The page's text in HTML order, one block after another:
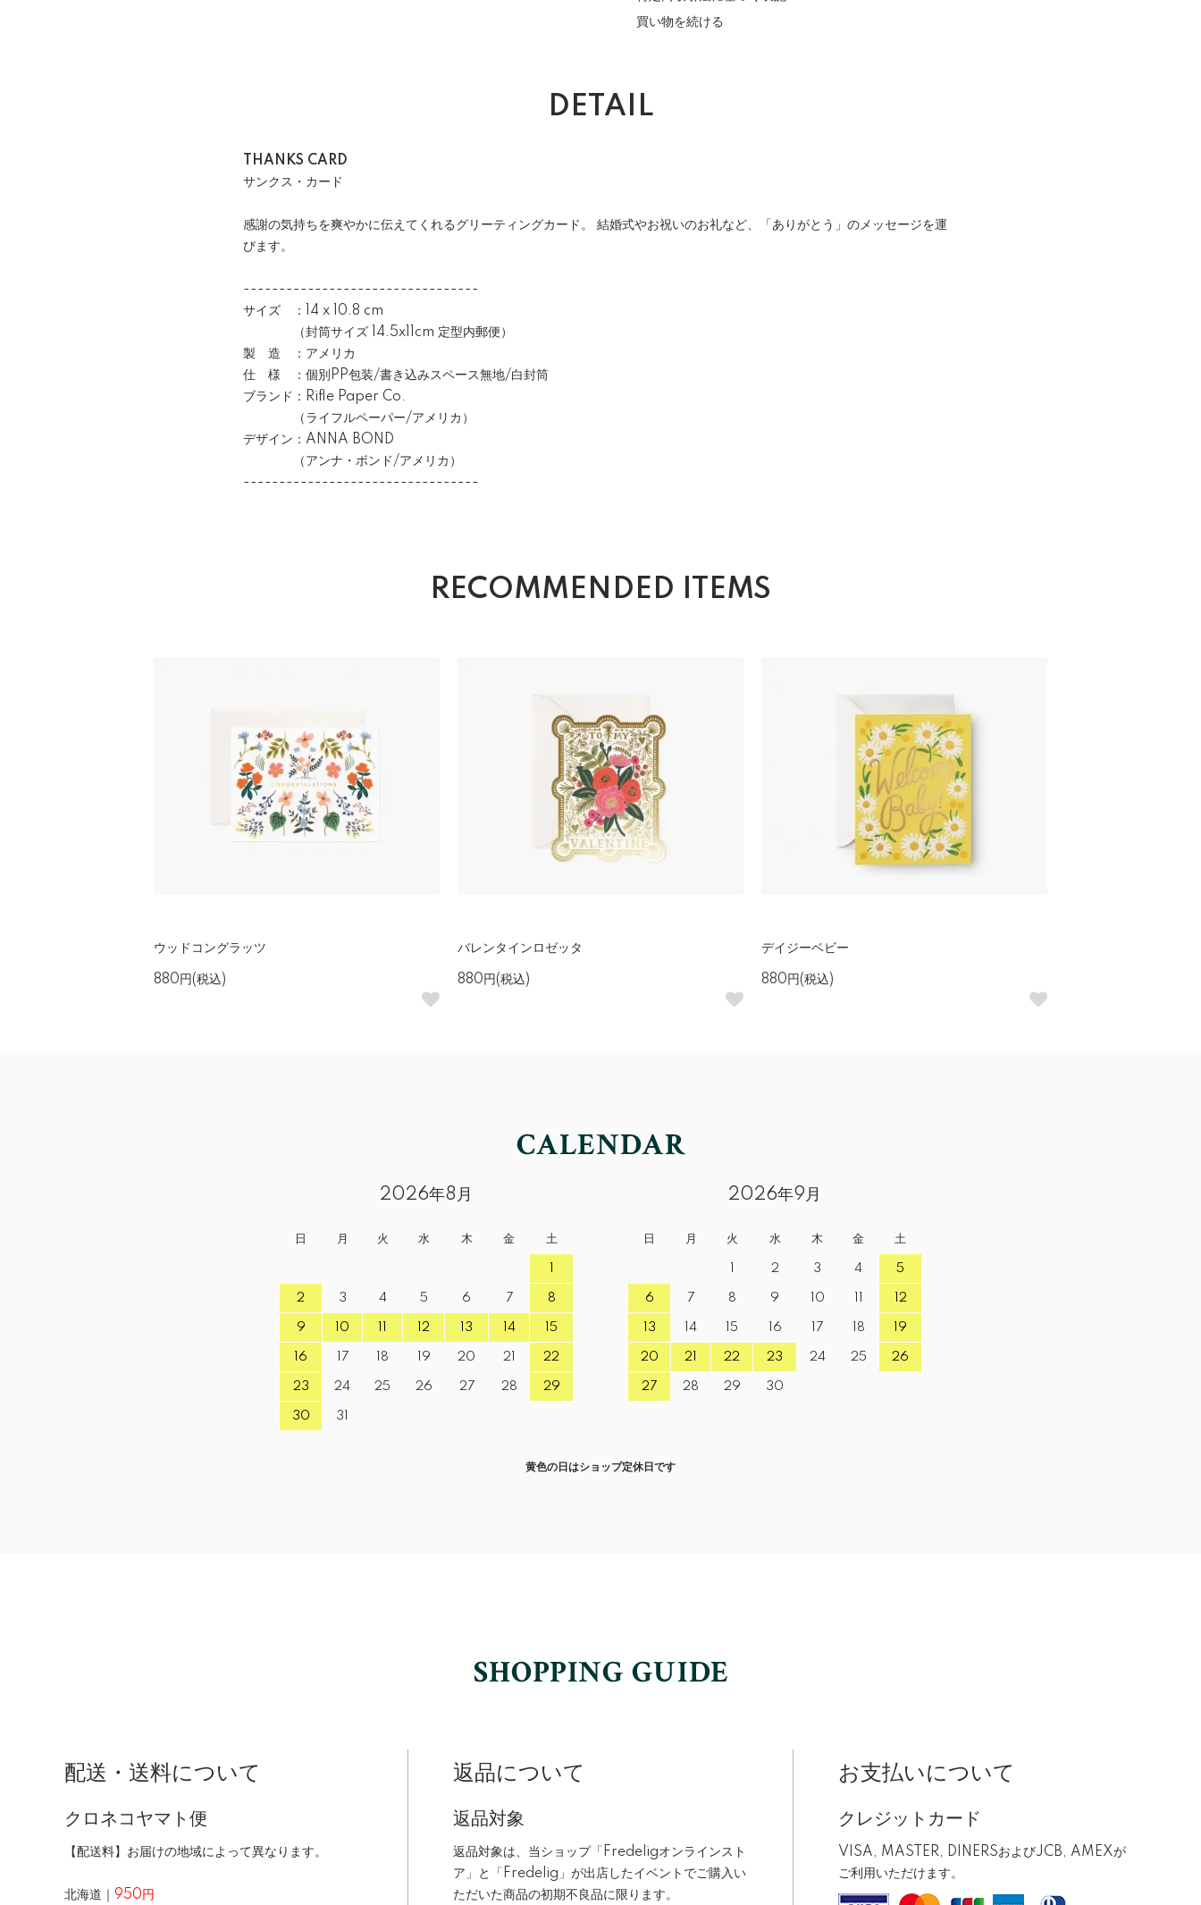
買い物を続ける
DETAIL
THANKS CARD
サンクス・カード
感謝の気持ちを爽やかに伝えてくれるグリーティングカード。 結婚式やお祝いのお礼など、「ありがとう」のメッセージを運
びます。
---------------------------------
サイズ ：14 x 10.8 cm
（封筒サイズ 14.5x11cm 定型内郵便）
製 造 ：アメリカ
仕 様 ：個別PP包装/書き込みスペース無地/白封筒
ブランド：Rifle Paper Co.
（ライフルペーパー/アメリカ）
デザイン：ANNA BOND
（アンナ・ボンド/アメリカ）
---------------------------------
RECOMMENDED ITEMS
ウッドコングラッツ
880円(税込)
バレンタインロゼッタ
880円(税込)
デイジーベビー
880円(税込)
2026年8月
日 月 火 水 木 金 土
2 3 4 5 6 7 8
9 10 12 13 14 15
16 17 18 19 20 21 22
23 24 25 26 27 28 29
30 31
2026年9月
日 月 火 水 木 金 土
2 3 4 5
6 7 8 9 10 12
13 14 15 16 17 18 19
20 21 22 23 24 25 26
27 28 29 30
黄色の日はショップ定休日です
配送・送料について
クロネコヤマト便
【配送料】お届けの地域によって異なります。
北海道｜ 950円
返品について
返品対象
返品対象は、当ショップ「Fredeligオンラインスト
ア」と「Fredelig」が出店したイベントでご購入い
ただいた商品の初期不良品に限ります。
お支払いについて
クレジットカード
VISA, MASTER, DINERSおよびJCB, AMEXが
ご利用いただけます。